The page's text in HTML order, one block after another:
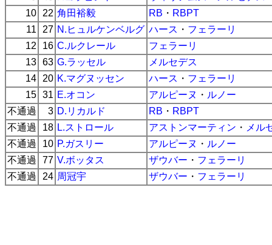
10
22 角田裕毅 RB ・ RBPT
11
27 N.ヒュルケンベルグ ハース ・ フェラーリ
12
16 C.ルクレール
フェラーリ
13 63 G.ラッセル
メルセデス
14
20 K.マグヌッセン ハース ・ フェラーリ
15 31 E.オコン アルピーヌ ・ ルノー
不通過
3 D.リカルド RB ・ RBPT
不通過
18 L.ストロール アストンマーティン ・ メル
不通過
10 P.ガスリー アルピーヌ ・ ルノー
不通過
77 V.ボッタス ザウバー ・ フェラーリ
不通過
24 周冠宇 ザウバー ・ フェラーリ